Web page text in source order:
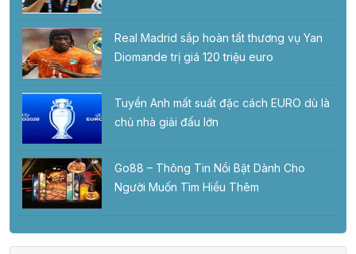
Real Madrid sắp hoàn tất thương vụ Yan
Diomande trị giá 120 triệu euro
Tuyển Anh mất suất đặc cách EURO dù là
chủ nhà giải đấu lớn
Go88 – Thông Tin Nổi Bật Dành Cho
Người Muốn Tìm Hiểu Thêm